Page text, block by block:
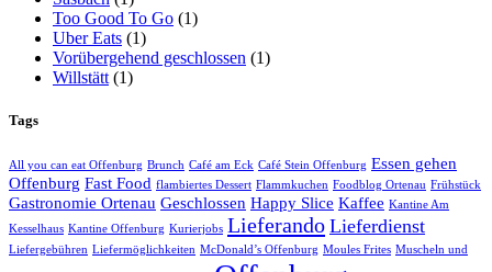
Too Good To Go (1)
Uber Eats (1)
Vorübergehend geschlossen (1)
Willstätt (1)
Tags
All you can eat Offenburg Brunch Café am Eck Café Stein Offenburg Essen gehen
Offenburg Fast Food flambiertes Dessert Flammkuchen Foodblog Ortenau Frühstück
Gastronomie Ortenau Geschlossen Happy Slice Kaffee Kantine Am
Kesselhaus Kantine Offenburg Kurierjobs Lieferando Lieferdienst
Liefergebühren Liefermöglichkeiten McDonald’s Offenburg Moules Frites Muscheln und